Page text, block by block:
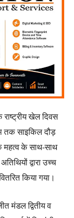
राष्ट्रीय खेल दिवस
तक साइकिल दौड़
महत्व के साथ-साथ
द्वारा उच्च
किया गया।
मंडल द्वितीय व